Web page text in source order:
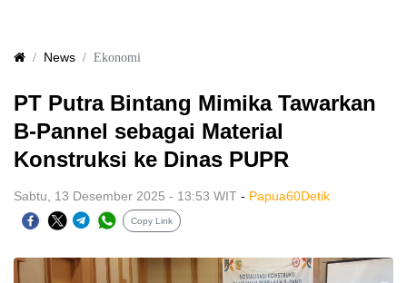
News Ekonomi
PT Putra Bintang Mimika Tawarkan
B-Pannel sebagai Material
Konstruksi ke Dinas PUPR
Sabtu, 13 Desember 2025 - 13:53 WIT - Papua60Detik
Copy Link